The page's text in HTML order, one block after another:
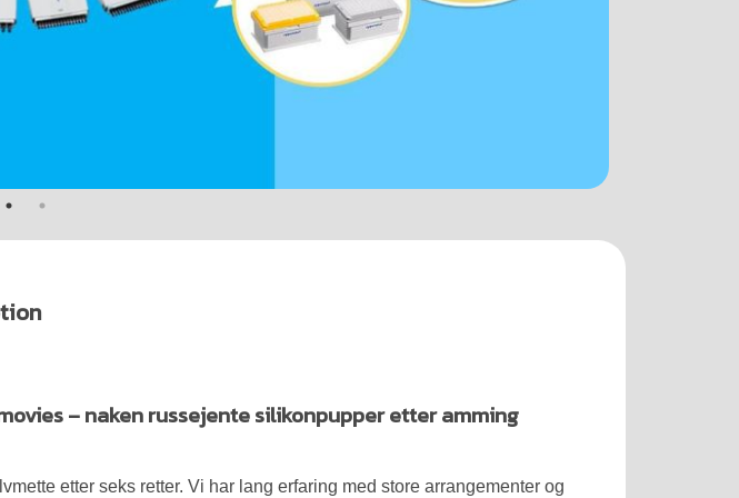
– naken russejente silikonpupper etter amming
etter seks retter. Vi har lang erfaring med store arrangementer og